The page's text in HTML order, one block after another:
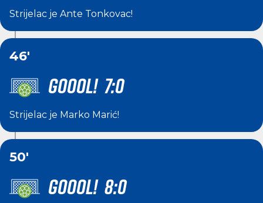
Strijelac je Ante Tonkovac!
46'
GOOOL! 7:0
Strijelac je Marko Marić!
50'
GOOOL! 8:0